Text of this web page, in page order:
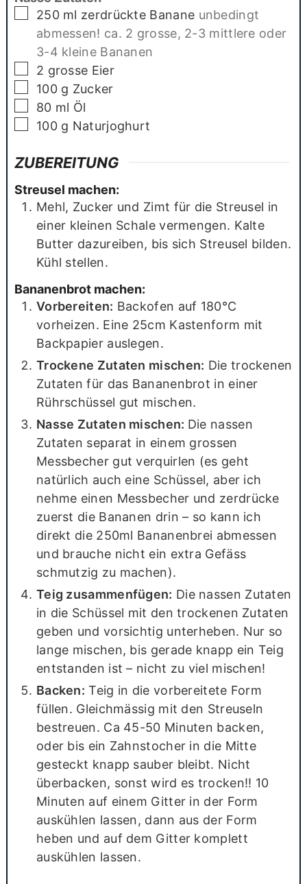
▢
250 ml zerdrückte Banane unbedingt
abmessen! ca. 2 grosse, 2-3 mittlere oder
3-4 kleine Bananen
▢
2 grosse Eier
▢
100 g Zucker
▢
80 ml Öl
▢
100 g Naturjoghurt
ZUBEREITUNG
Streusel machen:
Mehl, Zucker und Zimt für die Streusel in
einer kleinen Schale vermengen. Kalte
Butter dazureiben, bis sich Streusel bilden.
Kühl stellen.
Bananenbrot machen:
Vorbereiten: Backofen auf 180°C
vorheizen. Eine 25cm Kastenform mit
Backpapier auslegen.
Trockene Zutaten mischen: Die trockenen
Zutaten für das Bananenbrot in einer
Rührschüssel gut mischen.
Nasse Zutaten mischen: Die nassen
Zutaten separat in einem grossen
Messbecher gut verquirlen (es geht
natürlich auch eine Schüssel, aber ich
nehme einen Messbecher und zerdrücke
zuerst die Bananen drin – so kann ich
direkt die 250ml Bananenbrei abmessen
und brauche nicht ein extra Gefäss
schmutzig zu machen).
Teig zusammenfügen: Die nassen Zutaten
in die Schüssel mit den trockenen Zutaten
geben und vorsichtig unterheben. Nur so
lange mischen, bis gerade knapp ein Teig
entstanden ist – nicht zu viel mischen!
Backen: Teig in die vorbereitete Form
füllen. Gleichmässig mit den Streuseln
bestreuen. Ca 45-50 Minuten backen,
oder bis ein Zahnstocher in die Mitte
gesteckt knapp sauber bleibt. Nicht
überbacken, sonst wird es trocken!! 10
Minuten auf einem Gitter in der Form
auskühlen lassen, dann aus der Form
heben und auf dem Gitter komplett
auskühlen lassen.